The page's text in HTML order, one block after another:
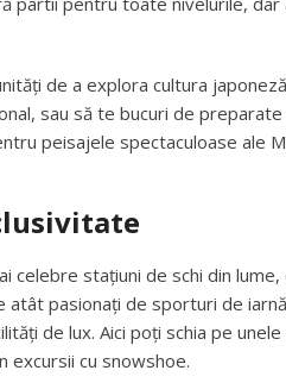
de a explora cultura
sau să te bucuri de preparate
peisajele spectaculoase ale
celebre stațiuni de schi din
pasionați de sporturi de
de lux. Aici poți schia pe
excursii cu snowshoe.